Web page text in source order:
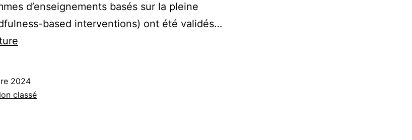
d’enseignements basés sur la pleine
based interventions) ont été validés…
la
2024
classé